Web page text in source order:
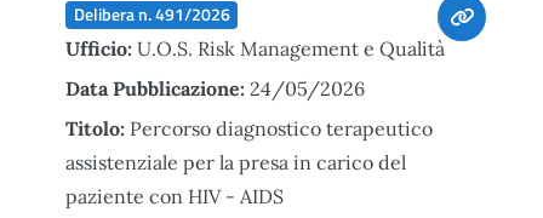
Delibera n. 491/2026
Ufficio: U.O.S. Risk Management e Qualità
Data Pubblicazione: 24/05/2026
Titolo: Percorso diagnostico terapeutico
assistenziale per la presa in carico del
paziente con HIV - AIDS